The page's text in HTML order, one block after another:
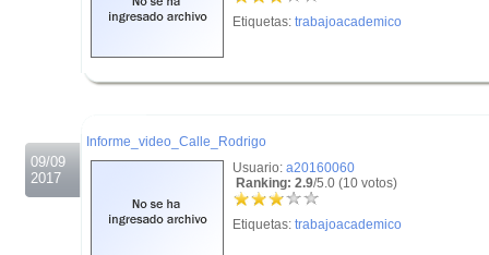
Etiquetas: trabajoacademico
09/09
2017
Informe_video_Calle_Rodrigo
Usuario: a20160060
Ranking: 2.9/5.0 (10 votos)
Etiquetas: trabajoacademico